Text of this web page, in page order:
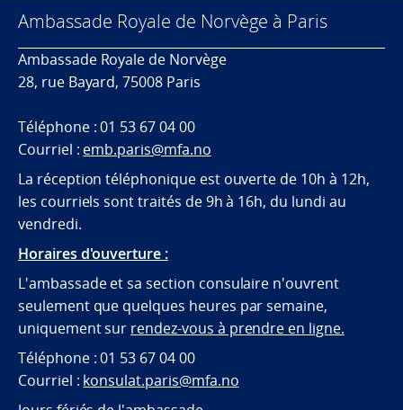
Ambassade Royale de Norvège à Paris
Ambassade Royale de Norvège
28, rue Bayard, 75008 Paris
Téléphone : 01 53 67 04 00
Courriel : emb.paris@mfa.no
La réception téléphonique est ouverte de 10h à 12h,
les courriels sont traités de 9h à 16h, du lundi au
vendredi.
Horaires d'ouverture :
L'ambassade et sa section consulaire n'ouvrent
seulement que quelques heures par semaine,
uniquement sur rendez-vous à prendre en ligne.
Téléphone : 01 53 67 04 00
Courriel : konsulat.paris@mfa.no